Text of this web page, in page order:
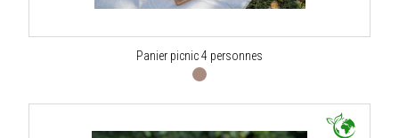
Panier picnic 4 personnes